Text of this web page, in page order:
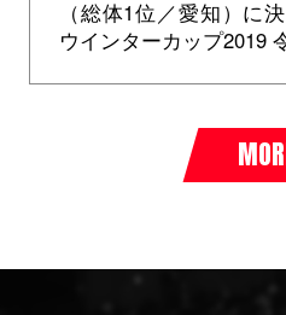
（総体1位／愛知）に
ウインターカップ2019